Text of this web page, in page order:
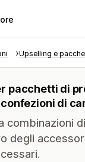
Upselling e
pacchetti di
di
combinazioni
degli